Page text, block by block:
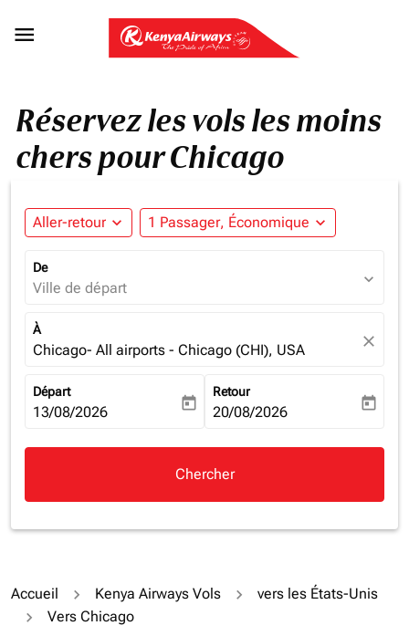

Réservez les vols les moins
chers pour Chicago
Aller-retour expand_more 1 Passager, Économique expand_more
De
Ville de départ expand_more
À
Chicago- All airports - Chicago (CHI), USA close
Départ
fc-booking-departure-date-aria-label
13/08/2026 today
Retour
fc-booking-return-date-aria-
20/08/2026 today
Chercher
Accueil Kenya Airways Vols
vers les États-Unis
Vers Chicago